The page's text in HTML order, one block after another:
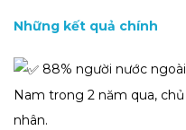
Những kết quả chính
88% người nước
Nam trong 2 năm qua,
nhân.